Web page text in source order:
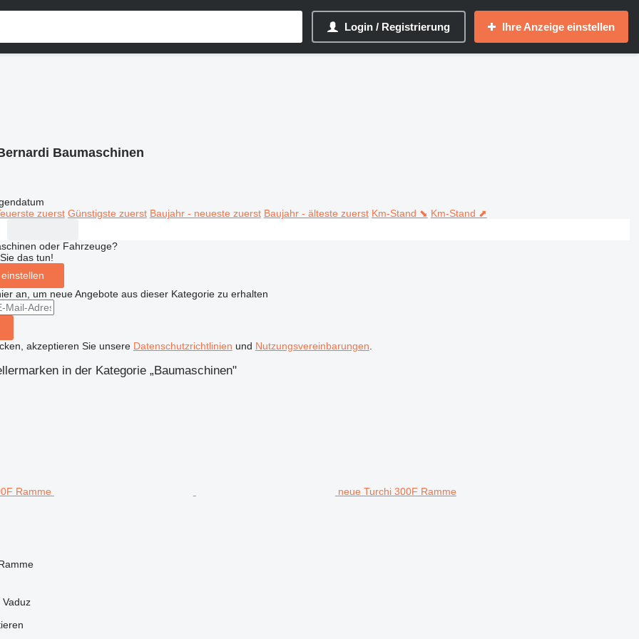
Login / Registrierung Ihre Anzeige einstellen
Baumaschinen
zuerst Günstigste zuerst Baujahr - neueste zuerst Baujahr - älteste zuerst Km-Stand ⬊ Km-Stand ⬈
oder Fahrzeuge?
das tun!
an, um neue Angebote aus dieser Kategorie zu erhalten
akzeptieren Sie unsere Datenschutzrichtlinien und Nutzungsvereinbarungen
in der Kategorie „Baumaschinen"
neue Turchi 300F Ramme